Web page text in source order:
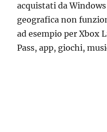
acquistati da
geografica non
ad esempio per Xbox
Pass, app, giochi,